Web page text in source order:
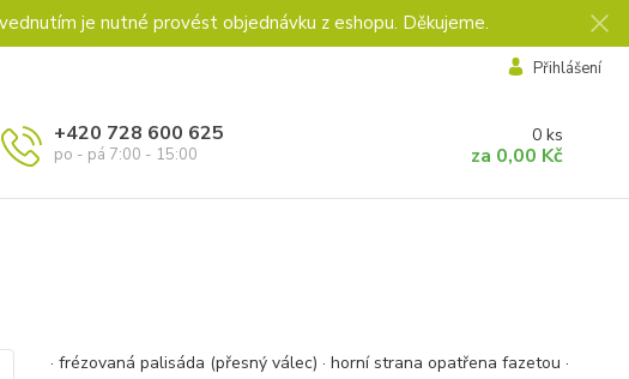
je nutné provést objednávku z eshopu. Děkujeme.
Přihlášení
+420 728 600 625
po - pá 7:00 - 15:00
0 ks
za 0,00 Kč
· frézovaná palisáda (přesný válec) · horní strana opatřena fazetou ·